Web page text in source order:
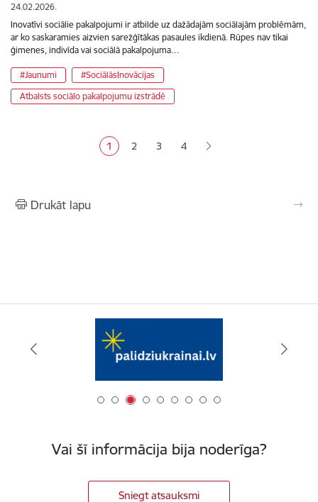
24.02.2026.
Inovatīvi sociālie pakalpojumi ir atbilde uz dažādajām sociālajām problēmām,
ar ko saskaramies aizvien sarežģītākas pasaules ikdienā. Rūpes nav tikai
ģimenes, indivīda vai sociālā pakalpojuma…
#Jaunumi
#SociālāsInovācijas
Atbalsts sociālo pakalpojumu izstrādē
Pašreizējā lapa
1 Lapa
2 Lapa
3 Lapa
4
Drukāt lapu
Vai šī informācija bija noderīga?
Sniegt atsauksmi